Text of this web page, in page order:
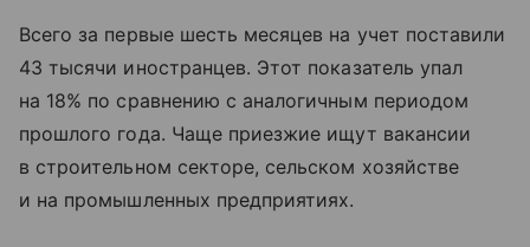
Всего за первые шесть месяцев на учет поставили
43 тысячи иностранцев. Этот показатель упал
на 18% по сравнению с аналогичным периодом
прошлого года. Чаще приезжие ищут вакансии
в строительном секторе, сельском хозяйстве
и на промышленных предприятиях.